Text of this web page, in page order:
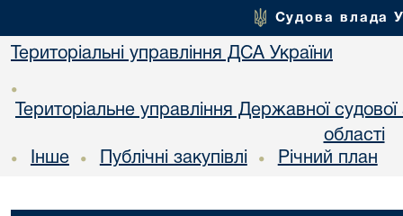
Судова влада
Територіальні управління ДСА України
•
Територіальне управління Державної судової
області
• Інше • Публічні закупівлі • Річний план